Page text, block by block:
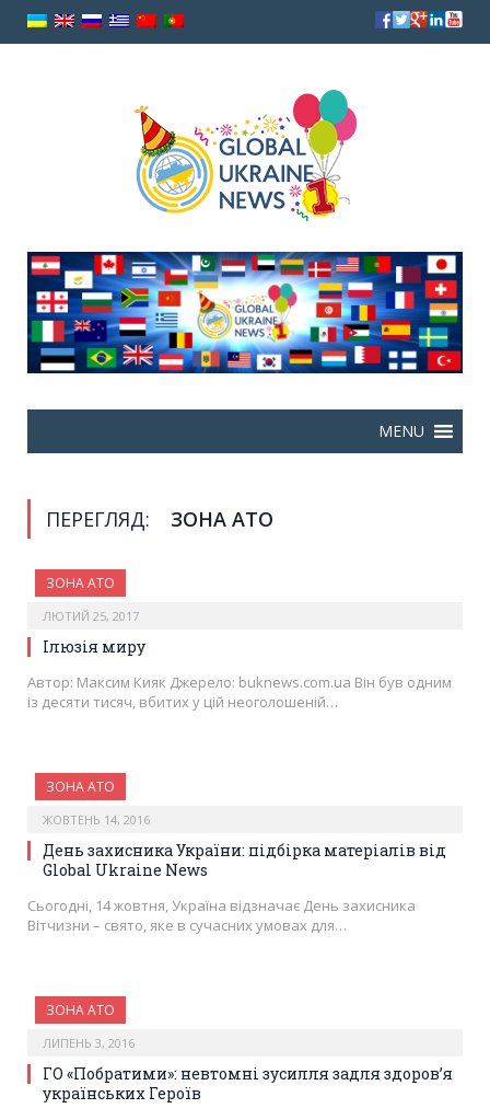
ПЕРЕГЛЯД: ЗОНА АТО
ЗОНА АТО
ЛЮТИЙ 25, 2017
Ілюзія миру
Автор: Максим Кияк Джерело: buknews.com.ua Він був одним
із десяти тисяч, вбитих у цій неоголошеній…
ЗОНА АТО
ЖОВТЕНЬ 14, 2016
День захисника України: підбірка матеріалів від
Global Ukraine News
Сьогодні, 14 жовтня, Україна відзначає День захисника
Вітчизни – свято, яке в сучасних умовах для…
ЗОНА АТО
ЛИПЕНЬ 3, 2016
ГО «Побратими»: невтомні зусилля задля здоров’я
українських Героїв